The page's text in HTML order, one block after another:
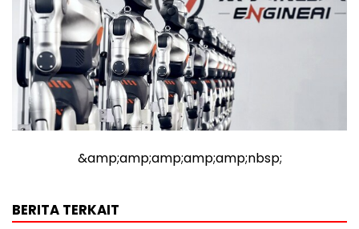
&amp;amp;amp;amp;amp;nbsp;
BERITA TERKAIT